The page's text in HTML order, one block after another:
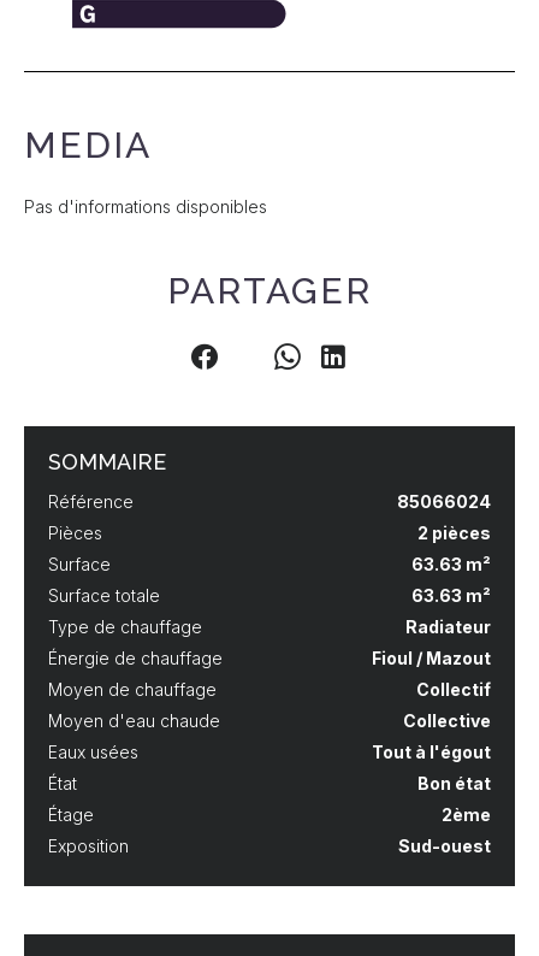
MEDIA
Pas d'informations disponibles
PARTAGER
SOMMAIRE
Référence
85066024
Pièces
2 pièces
Surface
63.63 m²
Surface totale
63.63 m²
Type de chauffage
Radiateur
Énergie de chauffage
Fioul / Mazout
Moyen de chauffage
Collectif
Moyen d'eau chaude
Collective
Eaux usées
Tout à l'égout
État
Bon état
Étage
2ème
Exposition
Sud-ouest